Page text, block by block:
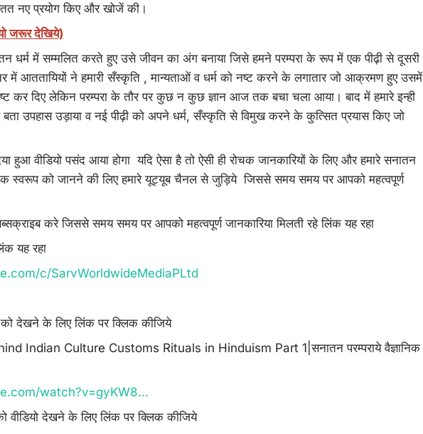
नए प्रयोग किए और खोजें की।
जरूर देखिये)
धर्म में सम्मलित करते हुए उसे जीवन का अंग बनाया जिसे हमने परम्परा के रूप में एक पीढ़ी से दूसरी
में आततायियों ने हमारी सँस्कृति , मान्यताओं व धर्म को नष्ट करने के लगातार जो आक्रमण हुए उसमें
कर दिए लेकिन परम्परा के तौर पर कुछ न कुछ ज्ञान आज तक बचा चला आया। बाद में हमारे इन्ही
बता उपहास उड़ाया व नई पीढ़ी को अपने धर्म, सँस्कृति से विमुख करने के कुत्सित प्रयास किए जो
हुआ वीडियो पसंद आया होगा यदि ऐसा है तो ऐसी ही रोचक जानकारियों के लिए और हमारे सनातन
स्वरूप को जानने की लिए हमारे यूट्यूब चैनल से जुड़िये जिससे समय समय पर आपको महत्वपूर्ण
करे जिससे समय समय पर आपको महत्वपूर्ण जानकारिया मिलती रहे लिंक यह रहा
यह रहा
c/SarvWorldwideMediaPLtd
देखने के लिए लिंक पर क्लिक कीजिये
Indian Culture Customs Rituals in Hinduism Part 1|सनातन परम्पराये वैज्ञानिक
watch?v=gyKW8...
वीडियो देखने के लिए लिंक पर क्लिक कीजिये